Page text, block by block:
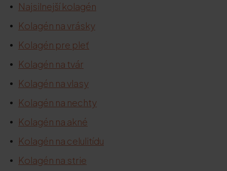
Najsilnejší kolagén
Kolagén na vrásky
Kolagén pre pleť
Kolagén na tvár
Kolagén na vlasy
Kolagén na nechty
Kolagén na akné
Kolagén na celulitídu
Kolagén na strie